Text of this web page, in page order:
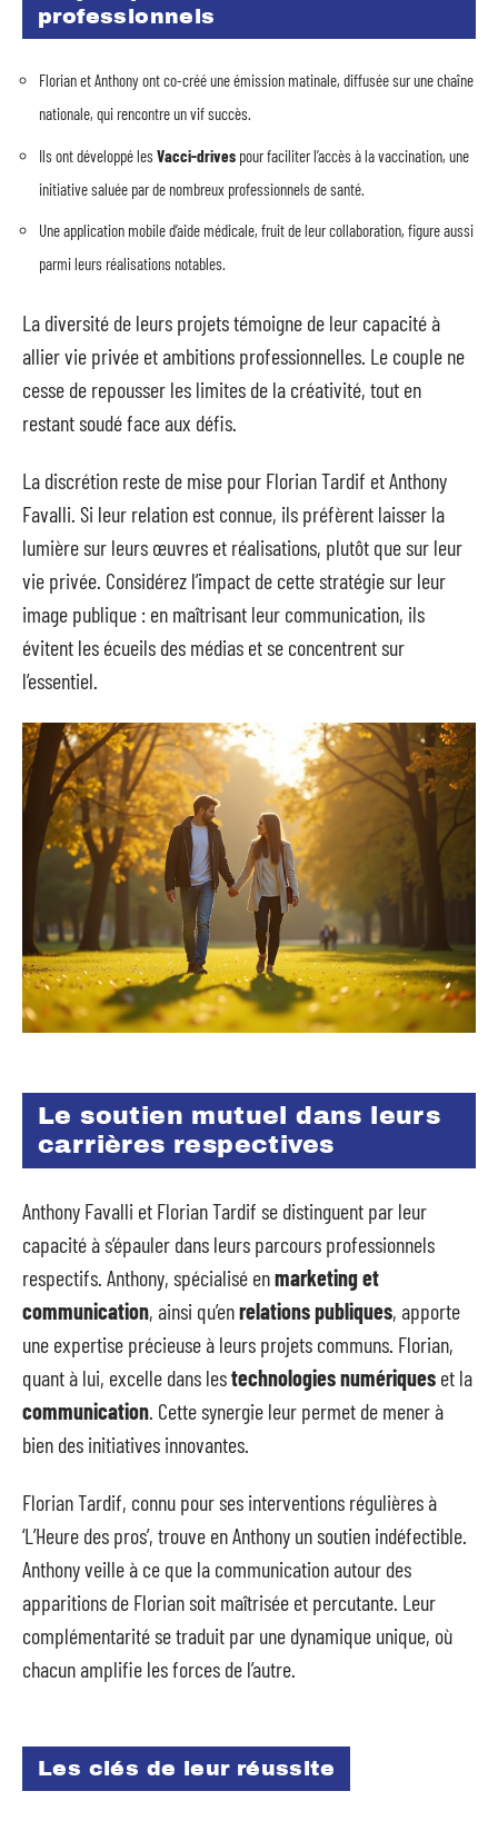
professionnels
Florian et Anthony ont co-créé une émission matinale, diffusée sur une chaîne
nationale, qui rencontre un vif succès.
Ils ont développé les Vacci-drives pour faciliter l’accès à la vaccination, une
initiative saluée par de nombreux professionnels de santé.
Une application mobile d’aide médicale, fruit de leur collaboration, figure aussi
parmi leurs réalisations notables.
La diversité de leurs projets témoigne de leur capacité à
allier vie privée et ambitions professionnelles. Le couple ne
cesse de repousser les limites de la créativité, tout en
restant soudé face aux défis.
La discrétion reste de mise pour Florian Tardif et Anthony
Favalli. Si leur relation est connue, ils préfèrent laisser la
lumière sur leurs œuvres et réalisations, plutôt que sur leur
vie privée. Considérez l’impact de cette stratégie sur leur
image publique : en maîtrisant leur communication, ils
évitent les écueils des médias et se concentrent sur
l’essentiel.
Le soutien mutuel dans leurs
carrières respectives
Anthony Favalli et Florian Tardif se distinguent par leur
capacité à s’épauler dans leurs parcours professionnels
respectifs. Anthony, spécialisé enmarketing et
communication, ainsi qu’enrelations publiques, apporte
une expertise précieuse à leurs projets communs. Florian,
quant à lui, excelle dans lestechnologies numériques et la
communication . Cette synergie leur permet de mener à
bien des initiatives innovantes.
Florian Tardif, connu pour ses interventions régulières à
‘L’Heure des pros’, trouve en Anthony un soutien indéfectible.
Anthony veille à ce que la communication autour des
apparitions de Florian soit maîtrisée et percutante. Leur
complémentarité se traduit par une dynamique unique, où
chacun amplifie les forces de l’autre.
Les clés de leur réussite